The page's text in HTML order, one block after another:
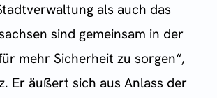
als auch das
sind gemeinsam in der
mehr Sicherheit zu sorgen“,
Er äußert sich aus Anlass der